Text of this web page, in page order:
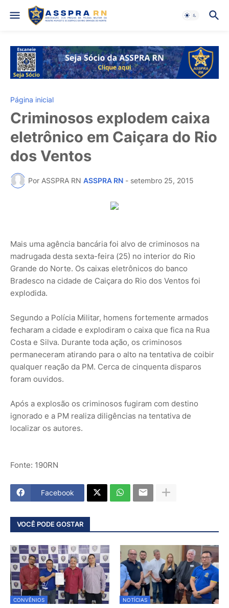
Página inicial
Criminosos explodem caixa
eletrônico em Caiçara do Rio
dos Ventos
Por ASSPRA RN ASSPRA RN - setembro 25, 2015
Mais uma agência bancária foi alvo de criminosos na
madrugada desta sexta-feira (25) no interior do Rio
Grande do Norte. Os caixas eletrônicos do banco
Bradesco na cidade de Caiçara do Rio dos Ventos foi
explodida.
Segundo a Polícia Militar, homens fortemente armados
fecharam a cidade e explodiram o caixa que fica na Rua
Costa e Silva. Durante toda ação, os criminosos
permaneceram atirando para o alto na tentativa de coibir
qualquer reação da PM. Cerca de cinquenta disparos
foram ouvidos.
Após a explosão os criminosos fugiram com destino
ignorado e a PM realiza diligências na tentativa de
localizar os autores.
Fonte: 190RN
Facebook
VOCÊ PODE GOSTAR
CONVÊNIOS NOTÍCIAS